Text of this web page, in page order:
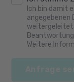
Ich bin damit
angegebenen
weitergeleitet
Weitere